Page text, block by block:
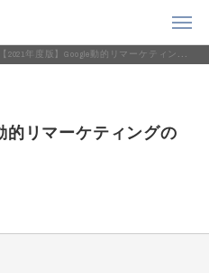
【2021年度版】Google動的リマーケティングの設定方法
的リマーケティングの